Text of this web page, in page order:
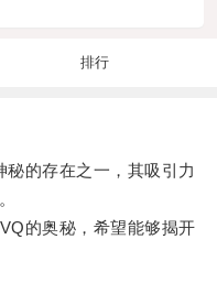
排行
的存在之一，其吸引力
的奥秘，希望能够揭开